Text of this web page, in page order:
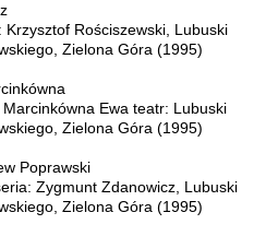
Rościszewski, Lubuski
Zielona Góra (1995)
Ewa teatr: Lubuski
Zielona Góra (1995)
Poprawski
Zygmunt Zdanowicz, Lubuski
Zielona Góra (1995)